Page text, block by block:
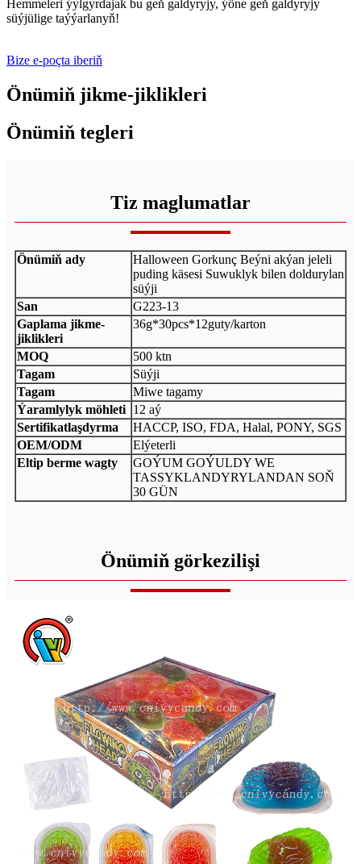
Hemmeleri ýylgyrdajak bu geň galdyryjy, ýöne geň galdyryjy
süýjülige taýýarlanyň!
Bize e-poçta iberiň
Önümiň jikme-jiklikleri
Önümiň tegleri
Tiz maglumatlar
Önümiň ady
Halloween Gorkunç Beýni akýan jeleli
puding käsesi Suwuklyk bilen doldurylan
süýji
San
G223-13
Gaplama jikme-
jiklikleri
36g*30pcs*12guty/karton
MOQ
500 ktn
Tagam
Süýji
Tagam
Miwe tagamy
Ýaramlylyk möhleti 12 aý
Sertifikatlaşdyrma
HACCP, ISO, FDA, Halal, PONY, SGS
OEM/ODM
Elýeterli
Eltip berme wagty
GOÝUM GOÝULDY WE
TASSYKLANDYRYLANDAN SOŇ
30 GÜN
Önümiň görkezilişi